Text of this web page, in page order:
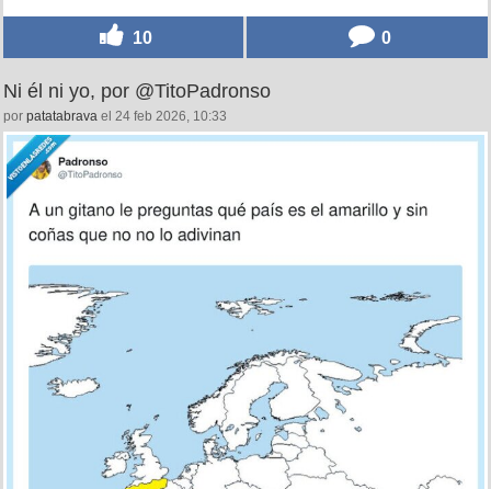
10 0
Ni él ni yo, por @TitoPadronso
por patatabrava el 24 feb 2026, 10:33